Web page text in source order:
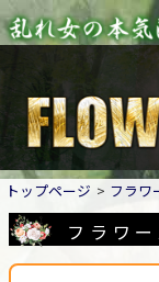
トップページ フラワ
フラワ